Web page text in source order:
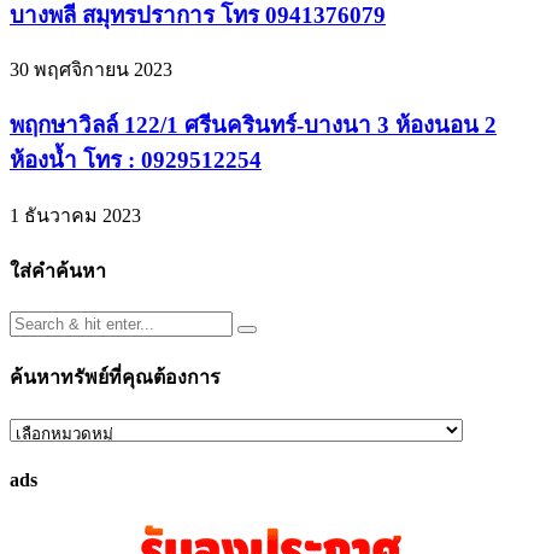
บางพลี สมุทรปราการ โทร 0941376079
30 พฤศจิกายน 2023
พฤกษาวิลล์ 122/1 ศรีนครินทร์-บางนา 3 ห้องนอน 2
ห้องน้ำ โทร : 0929512254
1 ธันวาคม 2023
ใส่คำค้นหา
ค้นหาทรัพย์ที่คุณต้องการ
ค้นหา
ที่
ads